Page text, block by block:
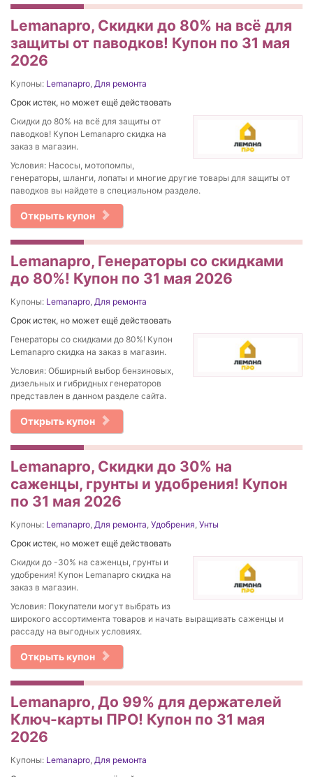
Lemanapro, Скидки до 80% на всё для
защиты от паводков! Купон по 31 мая
2026
Купоны: Lemanapro, Для ремонта
Срок истек, но может ещё действовать
Скидки до 80% на всё для защиты от
паводков! Купон Lemanapro скидка на
заказ в магазин.
Условия: Насосы, мотопомпы,
генераторы, шланги, лопаты и многие другие товары для защиты от
паводков вы найдете в специальном разделе.
Открыть купон
Lemanapro, Генераторы со скидками
до 80%! Купон по 31 мая 2026
Купоны: Lemanapro, Для ремонта
Срок истек, но может ещё действовать
Генераторы со скидками до 80%! Купон
Lemanapro скидка на заказ в магазин.
Условия: Обширный выбор бензиновых,
дизельных и гибридных генераторов
представлен в данном разделе сайта.
Открыть купон
Lemanapro, Скидки до 30% на
саженцы, грунты и удобрения! Купон
по 31 мая 2026
Купоны: Lemanapro, Для ремонта, Удобрения, Унты
Срок истек, но может ещё действовать
Скидки до -30% на саженцы, грунты и
удобрения! Купон Lemanapro скидка на
заказ в магазин.
Условия: Покупатели могут выбрать из
широкого ассортимента товаров и начать выращивать саженцы и
рассаду на выгодных условиях.
Открыть купон
Lemanapro, До 99% для держателей
Ключ-карты ПРО! Купон по 31 мая
2026
Купоны: Lemanapro, Для ремонта